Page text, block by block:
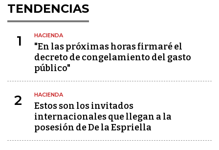
TENDENCIAS
1 HACIENDA
"En las próximas horas firmaré el
decreto de congelamiento del gasto
público"
2 HACIENDA
Estos son los invitados
internacionales que llegan a la
posesión de De la Espriella